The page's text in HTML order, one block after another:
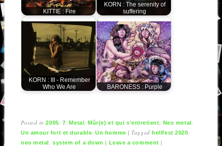
KITTIE : Fire
KORN : The serenity of
suffering
KORN : III - Remember
Who We Are
BARONESS : Purple
Posted in2005 7 ,Metal ,Mûr(e) et qui s'entretient Neo metal
Un amour fort et durable ,Un homme |Taggedhellfest 2020
neo metal ,system of a down | Leave a comment |